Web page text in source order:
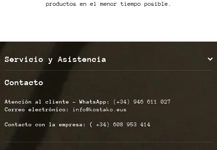
productos en el menor tiempo posible.
Servicio y Asistencia
Contacto
Atención al cliente - WhatsApp: (+34) 946 611 027
Correo electrónico:
info@kostako.eus
Contacto con la empresa: ( +34) 608 953 414